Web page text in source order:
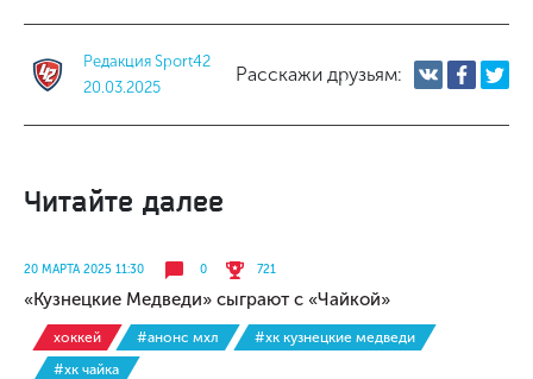
Редакция Sport42
20.03.2025
Расскажи друзьям:
Читайте далее
20 МАРТА 2025 11:30 0 721
«Кузнецкие Медведи» сыграют с «Чайкой»
хоккей #анонс мхл
#хк кузнецкие медведи
#хк чайка